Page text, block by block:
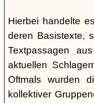
Hierbei handelte
deren Basistexte,
Textpassagen
aktuellen
Oftmals wurden
kollektiver